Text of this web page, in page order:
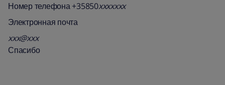
Номер телефона +35850xxxxxxx
Электронная почта
xxx@xxx
Спасибо